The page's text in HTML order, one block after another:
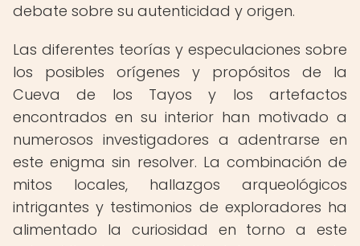
debate sobre su autenticidad y origen.
Las diferentes teorías y especulaciones sobre
los posibles orígenes y propósitos de la
Cueva de los Tayos y los artefactos
encontrados en su interior han motivado a
numerosos investigadores a adentrarse en
este enigma sin resolver. La combinación de
mitos locales, hallazgos arqueológicos
intrigantes y testimonios de exploradores ha
alimentado la curiosidad en torno a este